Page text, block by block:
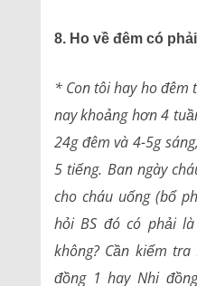
8. Ho về đêm có
* Con tôi hay ho đêm
nay khoảng hơn 4
24g đêm và 4-5g
5 tiếng. Ban ngày
cho cháu uống (bổ
hỏi BS đó có phải
không? Cần kiểm tra
đồng 1 hay Nhi